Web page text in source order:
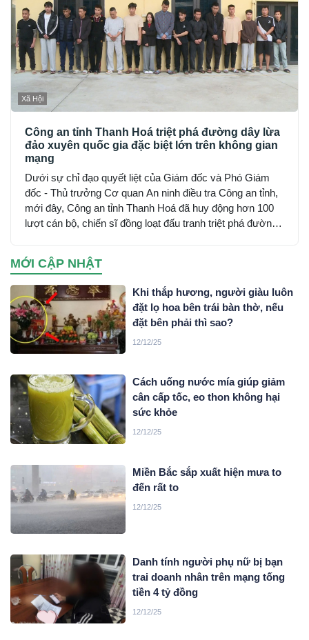
Xã Hội
Công an tỉnh Thanh Hoá triệt phá đường dây lừa
đảo xuyên quốc gia đặc biệt lớn trên không gian
mạng
Dưới sự chỉ đạo quyết liệt của Giám đốc và Phó Giám
đốc - Thủ trưởng Cơ quan An ninh điều tra Công an tỉnh,
mới đây, Công an tỉnh Thanh Hoá đã huy động hơn 100
lượt cán bộ, chiến sĩ đồng loạt đấu tranh triệt phá đường
xuyên quốc gia do đối tượng Mai Văn Tới, sinh năm 2001
trú tại xã Nga Sơn, tỉnh Thanh Hoá cầm đầu…
MỚI CẬP NHẬT
Khi thắp hương, người giàu luôn
đặt lọ hoa bên trái bàn thờ, nếu
đặt bên phải thì sao?
12/12/25
Cách uống nước mía giúp giảm
cân cấp tốc, eo thon không hại
sức khỏe
12/12/25
Miền Bắc sắp xuất hiện mưa to
đến rất to
12/12/25
Danh tính người phụ nữ bị bạn
trai doanh nhân trên mạng tống
tiền 4 tỷ đồng
12/12/25